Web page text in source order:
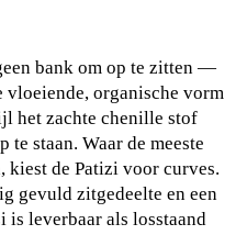
bank om op te zitten —
vloeiende, organische vorm
het zachte chenille stof
staan. Waar de meeste
kiest de Patizi voor curves.
gevuld zitgedeelte en een
leverbaar als losstaand